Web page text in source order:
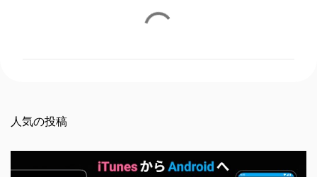
人気の投稿